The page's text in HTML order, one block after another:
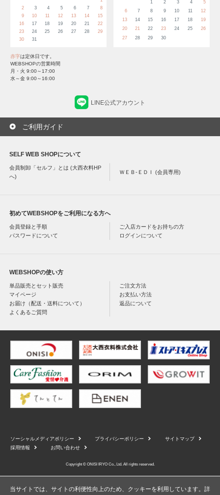
2
3 4 5 6 7
8
9
10 11 12 13 14
15
16
17 18 19 20 21
22
23
24 25 26 27 28
29
30
31
1
2 3 4
5
6
7 8 9 10 11
12
13
14 15 16 17 18
19
20
21 22 23 24 25
26
27
28 29 30
赤字は定休日です。
WEBSHOPの営業時間
月・火 9:00～17:00
水～金 9:00～16:00
LINE公式アカウント
ご利用ガイド
SELF WEB SHOPについて
会員制卸「セルフ」とは (大西衣料HP
へ)
ＷＥＢ-ＥＤＩ (会員専用)
初めてWEBSHOPをご利用になる方へ
会員登録と手順
ご入店カードをお持ちの方
パスワードについて
ログインについて
WEBSHOPの使い方
単品販売とセット販売
ご注文方法
マイページ
お支払い方法
お届け（配送・送料について）
返品について
よくあるご質問
ソーシャルメディアポリシー プライバシーポリシー
サイトマップ
採用情報
お問い合わせ
Copyright © ONISI IRYO Co., Ltd. All rights reserved.
当サイトでは、サイトの利便性向上のため、クッキーを利用しています。詳